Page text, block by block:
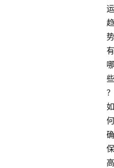
运
趋
势
有
哪
些
？
如
何
确
保
高